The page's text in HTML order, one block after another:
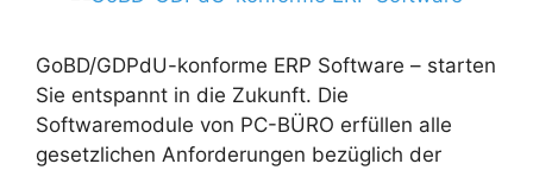
GoBD/GDPdU-konforme ERP Software – starten
Sie entspannt in die Zukunft. Die
Softwaremodule von PC-BÜRO erfüllen alle
gesetzlichen Anforderungen bezüglich der